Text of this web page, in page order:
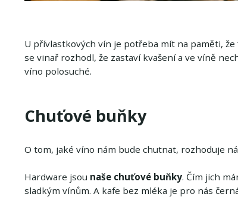
U přívlastkových vín je potřeba mít na paměti, že
se vinař rozhodl, že zastaví kvašení a ve víně
víno polosuché.
Chuťové buňky
O tom, jaké víno nám bude chutnat, rozhoduje
Hardware jsou naše chuťové buňky. Čím jich
sladkým vínům. A kafe bez mléka je pro nás